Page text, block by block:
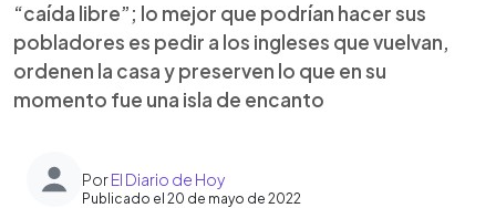
“caída libre”; lo mejor que podrían hacer sus
pobladores es pedir a los ingleses que vuelvan,
ordenen la casa y preserven lo que en su
momento fue una isla de encanto
PorEl Diario de Hoy
Publicado el 20 de mayo de 2022